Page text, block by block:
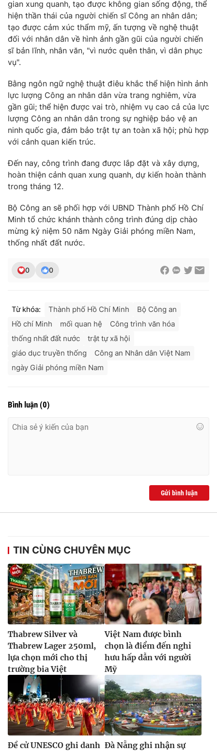
gian xung quanh, tạo được không gian sống động, thể
hiện thần thái của người chiến sĩ Công an nhân dân;
tạo được cảm xúc thẩm mỹ, ấn tượng về nghệ thuật
đối với nhân dân về hình ảnh gần gũi của người chiến
sĩ bản lĩnh, nhân văn, "vì nước quên thân, vì dân phục
vụ".
Bằng ngôn ngữ nghệ thuật điêu khắc thể hiện hình ảnh
lực lượng Công an nhân dân vừa trang nghiêm, vừa
gần gũi; thể hiện được vai trò, nhiệm vụ cao cả của lực
lượng Công an nhân dân trong sự nghiệp bảo vệ an
ninh quốc gia, đảm bảo trật tự an toàn xã hội; phù hợp
với cảnh quan kiến trúc.
Đến nay, công trình đang được lắp đặt và xây dựng,
hoàn thiện cảnh quan xung quanh, dự kiến hoàn thành
trong tháng 12.
Bộ Công an sẽ phối hợp với UBND Thành phố Hồ Chí
Minh tổ chức khánh thành công trình đúng dịp chào
mừng kỷ niệm 50 năm Ngày Giải phóng miền Nam,
thống nhất đất nước.
0 0
Từ khóa: Thành phố Hồ Chí Minh
Bộ Công an
Hồ chí Minh
mối quan hệ
Công trình văn hóa
thống nhất đất nước
trật tự xã hội
giáo dục truyền thống
Công an Nhân dân Việt Nam
ngày Giải phóng miền Nam
Bình luận (0)
Gửi bình luận
TIN CÙNG CHUYÊN MỤC
Thabrew Silver và
Thabrew Lager 250ml,
lựa chọn mới cho thị
trường bia Việt
Việt Nam được bình
chọn là điểm đến nghỉ
hưu hấp dẫn với người
Mỹ
Đề cử UNESCO ghi danh Đà Nẵng ghi nhận sự